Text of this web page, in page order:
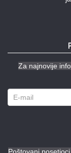
Za najnovije